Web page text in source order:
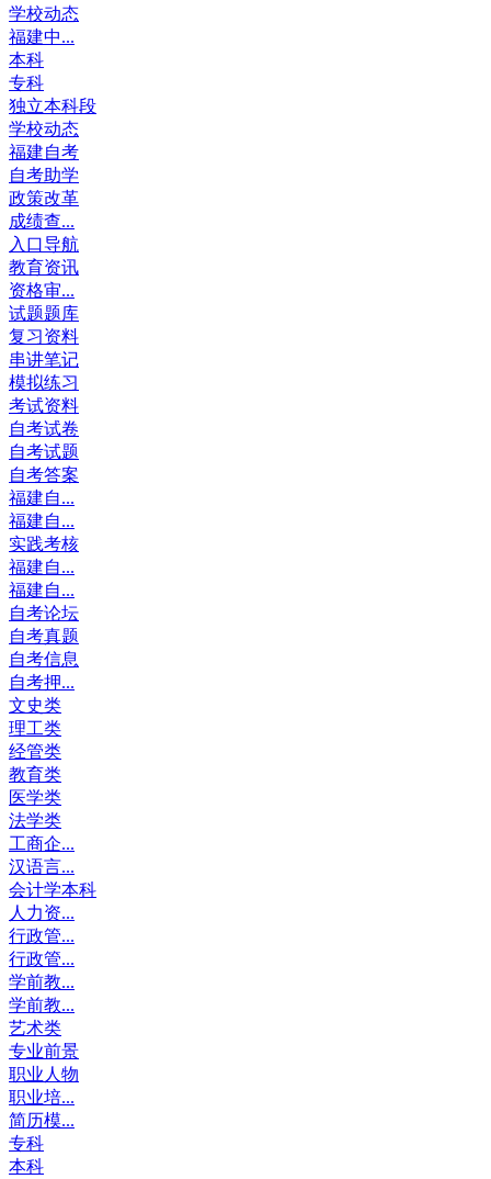
学校动态
福建中...
本科
专科
独立本科段
学校动态
福建自考
自考助学
政策改革
成绩查...
入口导航
教育资讯
资格审...
试题题库
复习资料
串讲笔记
模拟练习
考试资料
自考试卷
自考试题
自考答案
福建自...
福建自...
实践考核
福建自...
福建自...
自考论坛
自考真题
自考信息
自考押...
文史类
理工类
经管类
教育类
医学类
法学类
工商企...
汉语言...
会计学本科
人力资...
行政管...
行政管...
学前教...
学前教...
艺术类
专业前景
职业人物
职业培...
简历模...
专科
本科